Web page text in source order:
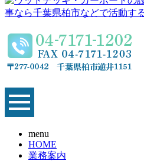
menu
HOME
業務案内